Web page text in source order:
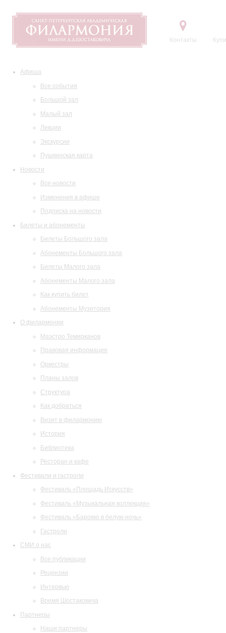
Контакты
Афиша
Все события
Большой зал
Малый зал
Лекции
Экскурсии
Пушкинская карта
Новости
Все новости
Изменения в афише
Подписка на новости
Билеты и абонементы
Билеты Большого зала
Абонементы Большого зала
Билеты Малого зала
Абонементы Малого зала
Как купить билет
Абонементы Музитория
О филармонии
Маэстро Темирканов
Правовая информация
Оркестры
Планы залов
Структура
Как добраться
Визит в филармонию
История
Библиотека
Ресторан и кафе
Фестивали и гастроли
Фестиваль «Площадь Искусств»
Фестиваль «Музыкальная коллекция»
Фестиваль «Барокко в белую ночь»
Гастроли
СМИ о нас
Все публикации
Рецензии
Интервью
Время Шостаковича
Партнеры
Наши партнеры